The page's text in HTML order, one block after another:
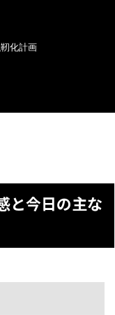
化計画
と今日の主な